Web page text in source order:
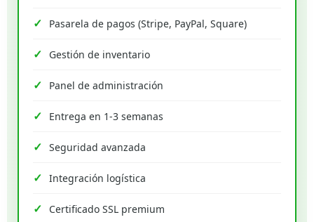
Pasarela de pagos (Stripe, PayPal, Square)
Gestión de inventario
Panel de administración
Entrega en 1-3 semanas
Seguridad avanzada
Integración logística
Certificado SSL premium